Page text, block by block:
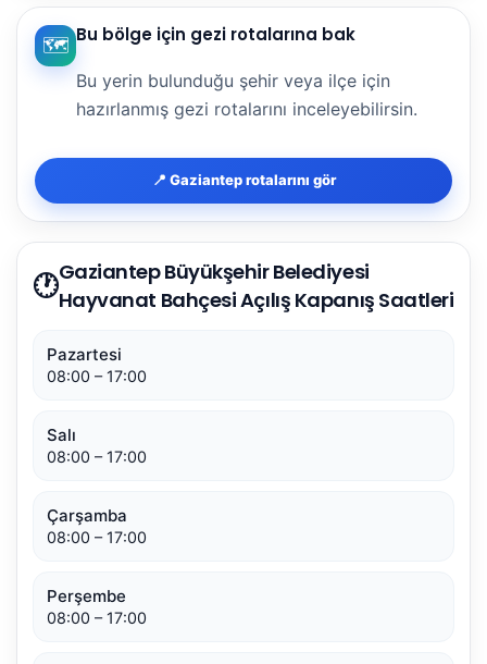
🗺️ Bu bölge için gezi rotalarına bak
Bu yerin bulunduğu şehir veya ilçe için
hazırlanmış gezi rotalarını inceleyebilirsin.
📍 Gaziantep rotalarını gör
🕐Gaziantep Büyükşehir Belediyesi
Hayvanat Bahçesi Açılış Kapanış Saatleri
Pazartesi
08:00 – 17:00
Salı
08:00 – 17:00
Çarşamba
08:00 – 17:00
Perşembe
08:00 – 17:00